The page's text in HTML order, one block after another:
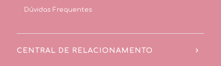
Dúvidas Frequentes
CENTRAL DE RELACIONAMENTO